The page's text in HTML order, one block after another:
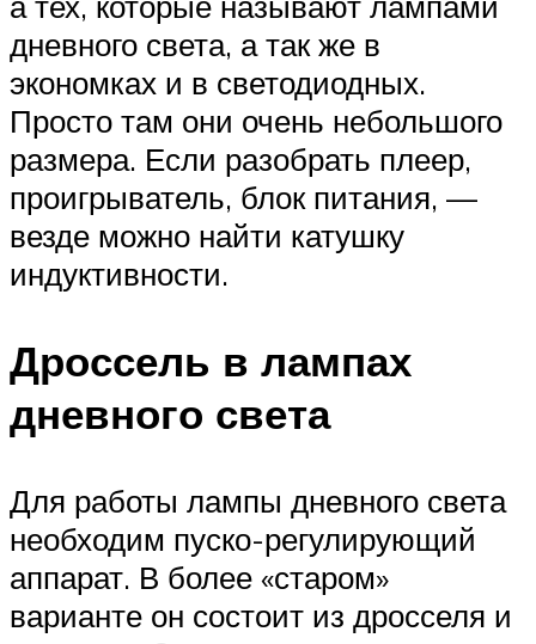
дневного света, а так же в
экономках и в светодиодных.
Просто там они очень небольшого
размера. Если разобрать плеер,
проигрыватель, блок питания, —
везде можно найти катушку
индуктивности.
Дроссель в лампах
дневного света
Для работы лампы дневного света
необходим пуско-регулирующий
аппарат. В более «старом»
варианте он состоит из дросселя и